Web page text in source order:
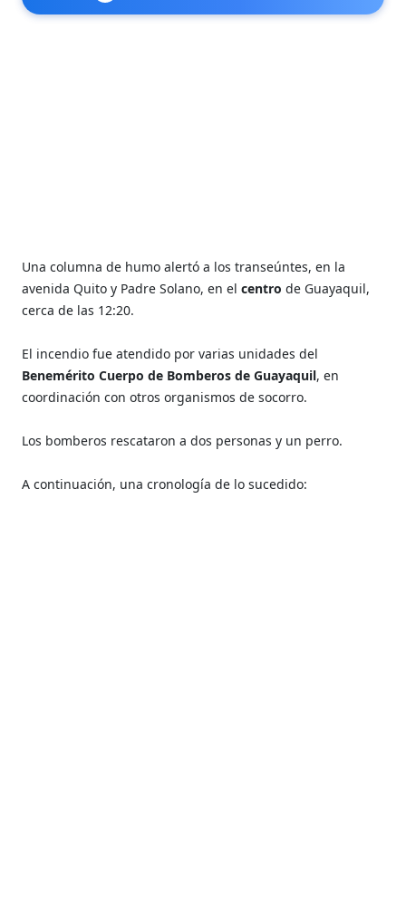
Una columna de humo alertó a los transeúntes, en la
avenida Quito y Padre Solano, en elcentrode Guayaquil,
cerca de las 12:20.
El incendio fue atendido por varias unidades del
Benemérito Cuerpo de Bomberos de Guayaquil, en
coordinación con otros organismos de socorro.
Los bomberos rescataron a dos personas y un perro.
A continuación, una cronología de lo sucedido: